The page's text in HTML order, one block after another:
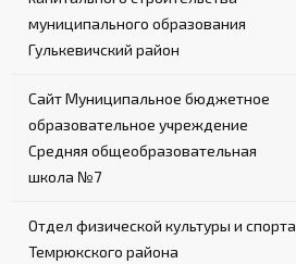
муниципального образования
Гулькевичский район
Сайт Муниципальное бюджетное
образовательное учреждение
Средняя общеобразовательная
школа №7
Отдел физической культуры и спорта
Темрюкского района